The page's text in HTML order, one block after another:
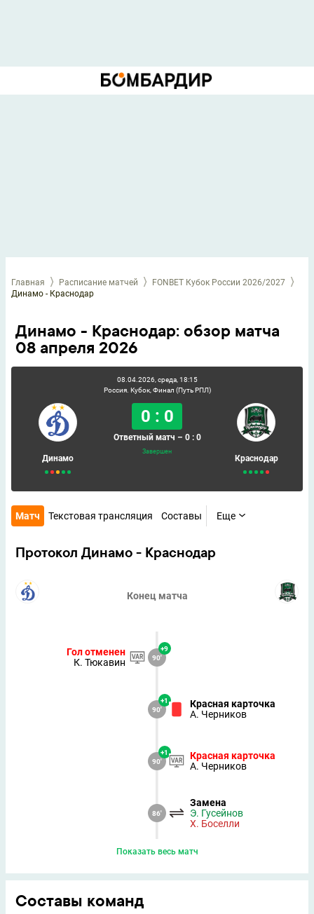
Главная Расписание матчей
FONBET Кубок России 2026/2027
Динамо - Краснодар
Динамо - Краснодар: обзор матча
08 апреля 2026
Динамо
08.04.2026, среда, 18:15
Россия. Кубок, Финал (Путь РПЛ)
0 : 0
Ответный матч – 0 : 0
Завершен
Краснодар
Матч Текстовая трансляция Составы Еще
Протокол Динамо - Краснодар
Конец матча
Гол отменен
К. Тюкавин
90'
+9
90'
+1
Красная карточка
А. Черников
90'
+1
Красная карточка
А. Черников
86'
Замена
Э. Гусейнов
Х. Боселли
Показать весь матч
Составы команд